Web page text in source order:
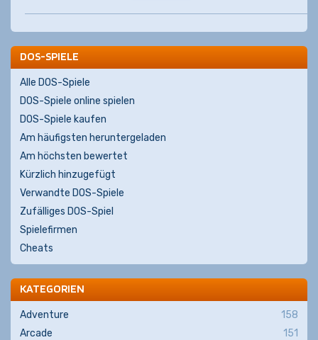
DOS-SPIELE
Alle DOS-Spiele
DOS-Spiele online spielen
DOS-Spiele kaufen
Am häufigsten heruntergeladen
Am höchsten bewertet
Kürzlich hinzugefügt
Verwandte DOS-Spiele
Zufälliges DOS-Spiel
Spielefirmen
Cheats
KATEGORIEN
Adventure
158
Arcade
151